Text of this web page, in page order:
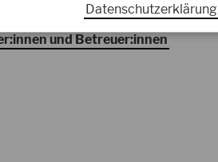
Datenschutzerklärung
und Betreuer:innen